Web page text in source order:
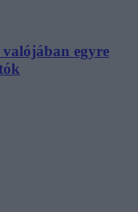
egyre